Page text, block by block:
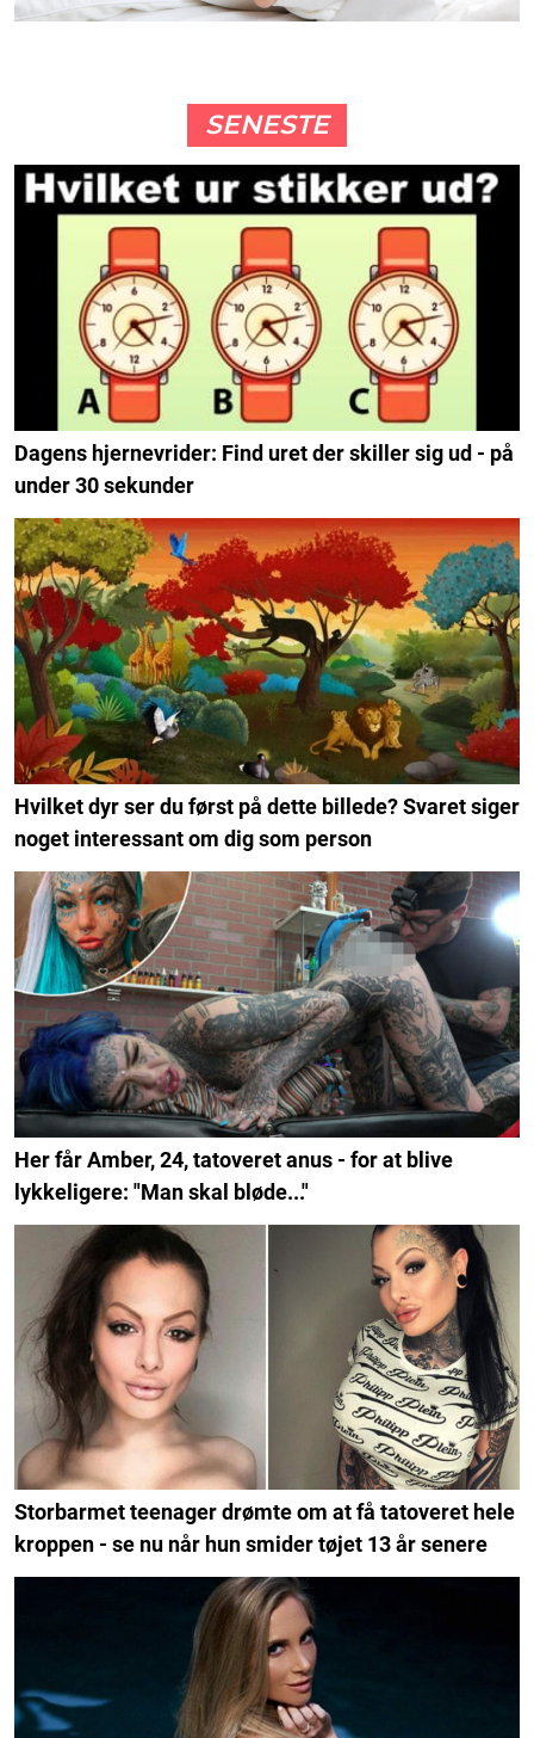
SENESTE
Dagens hjernevrider: Find uret der skiller sig ud - på
under 30 sekunder
Hvilket dyr ser du først på dette billede? Svaret siger
noget interessant om dig som person
Her får Amber, 24, tatoveret anus - for at blive
lykkeligere: "Man skal bløde..."
Storbarmet teenager drømte om at få tatoveret hele
kroppen - se nu når hun smider tøjet 13 år senere